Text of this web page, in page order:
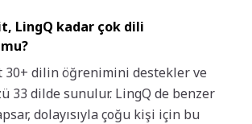
LingQ kadar çok dili
30+ dilin öğrenimini destekler ve
33 dilde sunulur. LingQ de benzer
dolayısıyla çoğu kişi için bu